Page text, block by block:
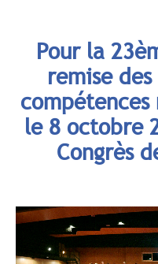
Pour la
remise
compétences
le 8 octobre
Congrès